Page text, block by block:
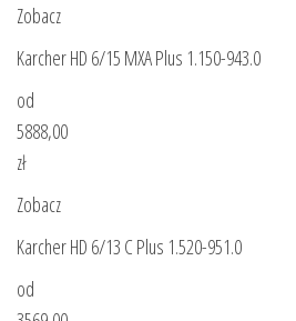
Zobacz
Karcher HD 6/15 MXA Plus 1.150-943.0
od
5888,00
zł
Zobacz
Karcher HD 6/13 C Plus 1.520-951.0
od